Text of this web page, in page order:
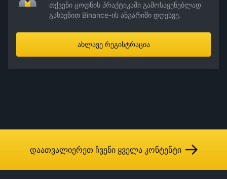
თქვენი ცოდნის პრაქტიკაში გამოსაყენებლად
გახსენით Binance-ის ანგარიში დღესვე.
ახლავე რეგისტრაცია
დაათვალიერეთ ჩვენი ყველა კონტენტი